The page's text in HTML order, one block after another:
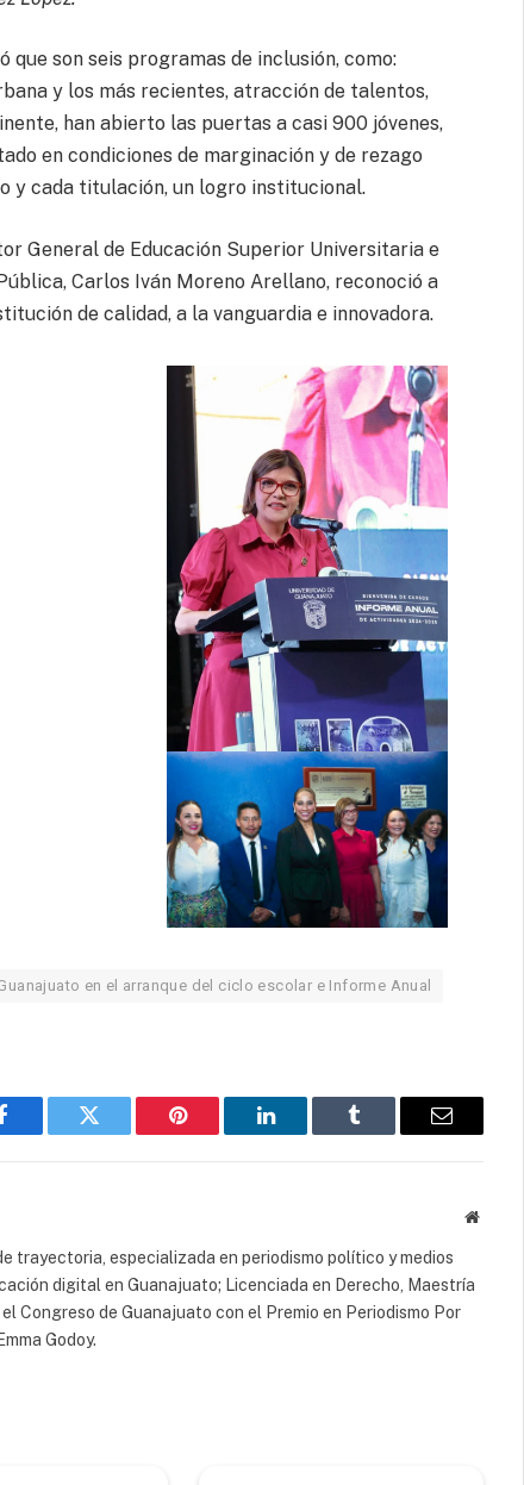
son seis programas de inclusión, como:
y los más recientes, atracción de talentos,
han abierto las puertas a casi 900 jóvenes,
en condiciones de marginación y de rezago
y cada titulación, un logro institucional.
General de Educación Superior Universitaria e
Carlos Iván Moreno Arellano, reconoció a
de calidad, a la vanguardia e innovadora.
en el arranque del ciclo escolar e Informe Anual
Facebook Twitter Pinterest LinkedIn Tumblr Email
Website
trayectoria, especializada en periodismo político y medios
digital en Guanajuato; Licenciada en Derecho, Maestría
Congreso de Guanajuato con el Premio en Periodismo Por
Godoy.